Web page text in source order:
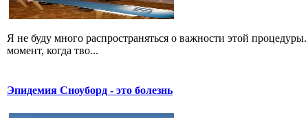
Я не буду много распространяться о важности этой
момент, когда тво...
Эпидемия Сноуборд - это болезнь